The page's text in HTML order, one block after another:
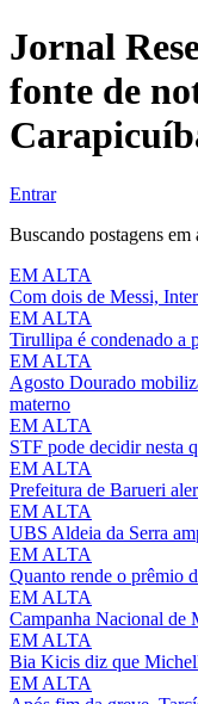
Jornal
fonte de
Entrar
Buscando postagens em
EM ALTA
Com dois de Messi,
EM ALTA
Tirullipa é condenado a
EM ALTA
Agosto Dourado
materno
EM ALTA
STF pode decidir nesta
EM ALTA
Prefeitura de Barueri
EM ALTA
UBS Aldeia da Serra
EM ALTA
Quanto rende o prêmio
EM ALTA
Campanha Nacional de
EM ALTA
Bia Kicis diz que
EM ALTA